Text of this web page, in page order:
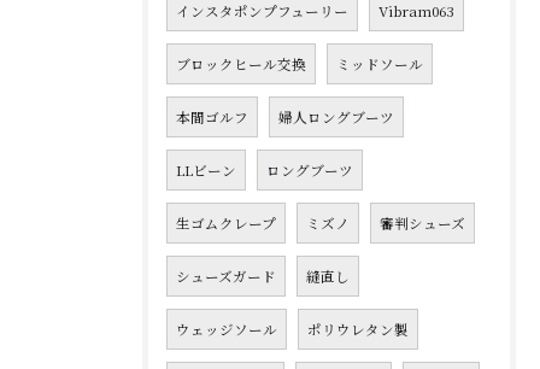
インスタポンプフューリー Vibram063
ブロックヒール交換 ミッドソール
本間ゴルフ 婦人ロングブーツ
LLビーン ロングブーツ
生ゴムクレープ ミズノ 審判シューズ
シューズガード 縫直し
ウェッジソール ポリウレタン製